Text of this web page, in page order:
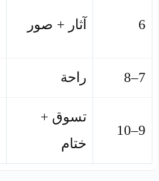
6 آثار + صور
7–8 راحة
9–10
تسوق +
ختام